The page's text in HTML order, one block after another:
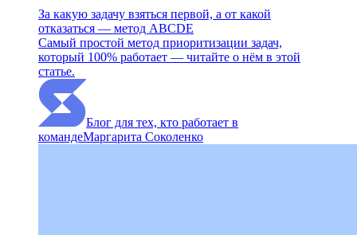
За какую задачу взяться первой, а от какой
отказаться — метод ABCDE
Самый простой метод приоритизации задач,
который 100% работает — читайте о нём в этой
статье.
Блог для тех, кто работает в
командеМаргарита Соколенко